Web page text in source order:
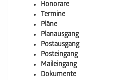
Honorare
Termine
Pläne
Planausgang
Postausgang
Posteingang
Maileingang
Dokumente